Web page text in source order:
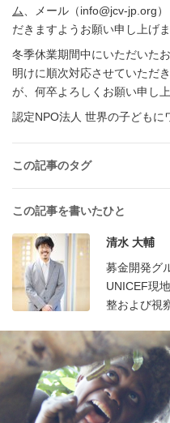
ム
、メール（info@jcv-jp.org
だきますようお願い申し上げま
冬季休業期間中にいただいた
明けに順次対応させていただ
が、何卒よろしくお願い申し上
認定NPO法人 世界の子どもに
この記事のタグ
この記事を書いたひと
清水 大輔
募金開発グ
UNICEF現
整および視